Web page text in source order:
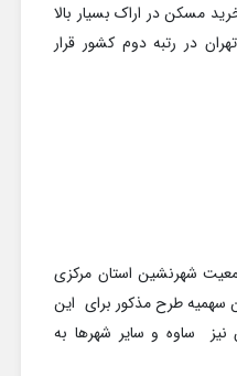
مسکن در اراک بسیار بالا
در رتبه دوم کشور قرار
۵۰ درصد جمعیت شهرنشین استان مرکزی
سهمیه طرح مذکور برای این
ساوه و سایر شهرها به